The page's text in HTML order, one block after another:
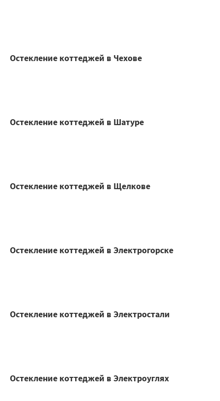
Остекление коттеджей в Чехове
Остекление коттеджей в Шатуре
Остекление коттеджей в Щелкове
Остекление коттеджей в Электрогорске
Остекление коттеджей в Электростали
Остекление коттеджей в Электроуглях